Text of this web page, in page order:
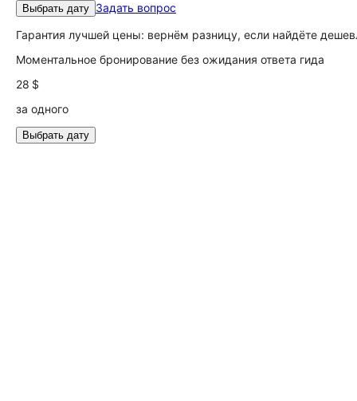
Выбрать дату Задать вопрос
Гарантия лучшей цены: вернём разницу, если найдёте
Моментальное бронирование без ожидания ответа гида
28 $
за одного
Выбрать дату